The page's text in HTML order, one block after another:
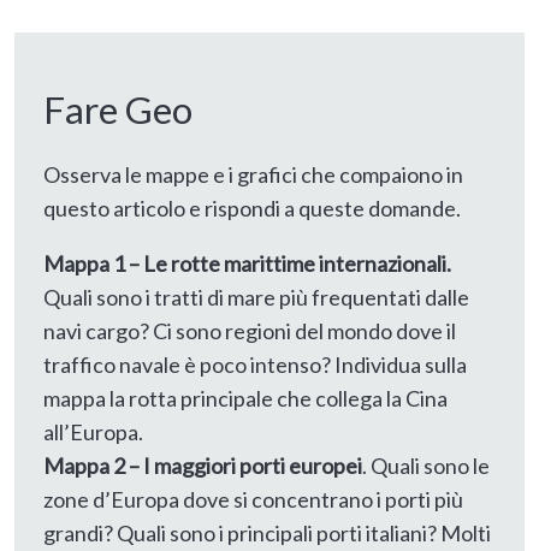
Fare Geo
Osserva le mappe e i grafici che compaiono in
questo articolo e rispondi a queste domande.
Mappa 1 – Le rotte marittime internazionali.
Quali sono i tratti di mare più frequentati dalle
navi cargo? Ci sono regioni del mondo dove il
traffico navale è poco intenso? Individua sulla
mappa la rotta principale che collega la Cina
all’Europa.
Mappa 2 – I maggiori porti europei. Quali sono le
zone d’Europa dove si concentrano i porti più
grandi? Quali sono i principali porti italiani? Molti